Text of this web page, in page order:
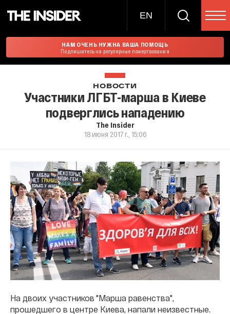
EN
НАМ ОЧЕНЬ НУЖНА ВАША ПОМОЩЬ
Подпишитесь на регулярные пожертвования
НОВОСТИ
Участники ЛГБТ-марша в Киеве
подверглись нападению
The Insider
18 июня 2017 г., 15:06
На двоих участников "Марша равенства",
прошедшего в центре Киева, напали неизвестные.